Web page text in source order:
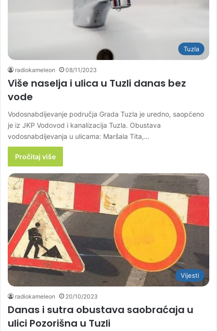
Tuzla
radiokameleon 08/11/2023
Više naselja i ulica u Tuzli danas bez
vode
Vodosnabdijevanje područja Grada Tuzla je uredno, saopćeno
je iz JKP Vodovod i kanalizacija Tuzla. Obustava
vodosnabdijevanja u ulicama: Maršala Tita,…
Pročitaj više
Vijesti
radiokameleon 20/10/2023
Danas i sutra obustava saobraćaja u
ulici Pozorišna u Tuzli